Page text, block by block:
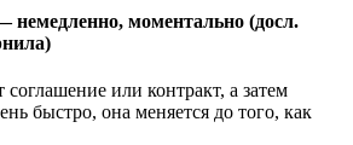
немедленно, моментально (досл.
или контракт, а затем
быстро, она меняется до того, как